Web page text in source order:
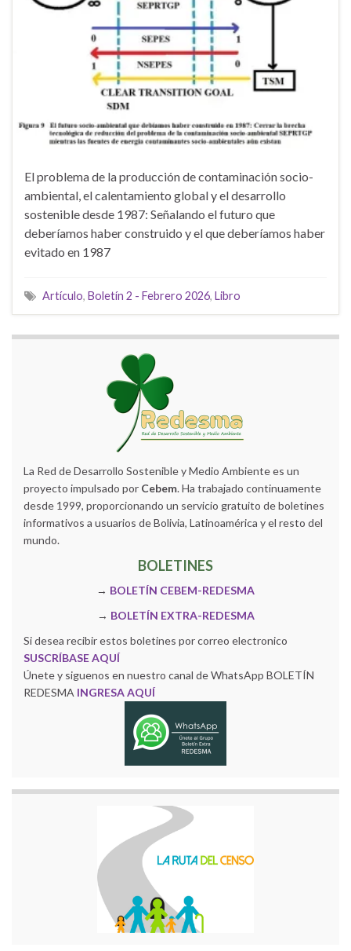
El problema de la producción de contaminación socio-
ambiental, el calentamiento global y el desarrollo
sostenible desde 1987: Señalando el futuro que
deberíamos haber construido y el que deberíamos haber
evitado en 1987
Artículo, Boletín 2 - Febrero 2026, Libro
La Red de Desarrollo Sostenible y Medio Ambiente es un
proyecto impulsado por Cebem. Ha trabajado continuamente
desde 1999, proporcionando un servicio gratuito de boletines
informativos a usuarios de Bolivia, Latinoamérica y el resto del
mundo.
BOLETINES
→ BOLETÍN CEBEM-REDESMA
→ BOLETÍN EXTRA-REDESMA
Si desea recibir estos boletines por correo electronico
SUSCRÍBASE AQUÍ
Únete y siguenos en nuestro canal de WhatsApp BOLETÍN
REDESMA INGRESA AQUÍ